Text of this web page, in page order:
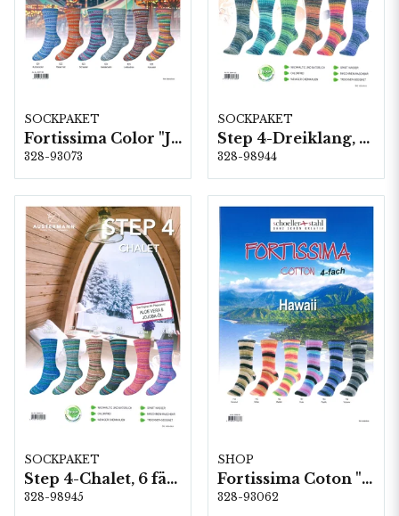
SOCKPAKET
Fortissima Color "Jahrmarkt" 4-fach, 6 färger á 1,0 kg.
328-93073
SOCKPAKET
Step 4-Dreiklang, 6 färger á 1,0 kg.
328-98944
SOCKPAKET
Step 4-Chalet, 6 färger á 1,0 kg.
328-98945
SHOP
Fortissima Coton "Hawaii" 4-fach, 6 color á 1,0 kg.
328-93062